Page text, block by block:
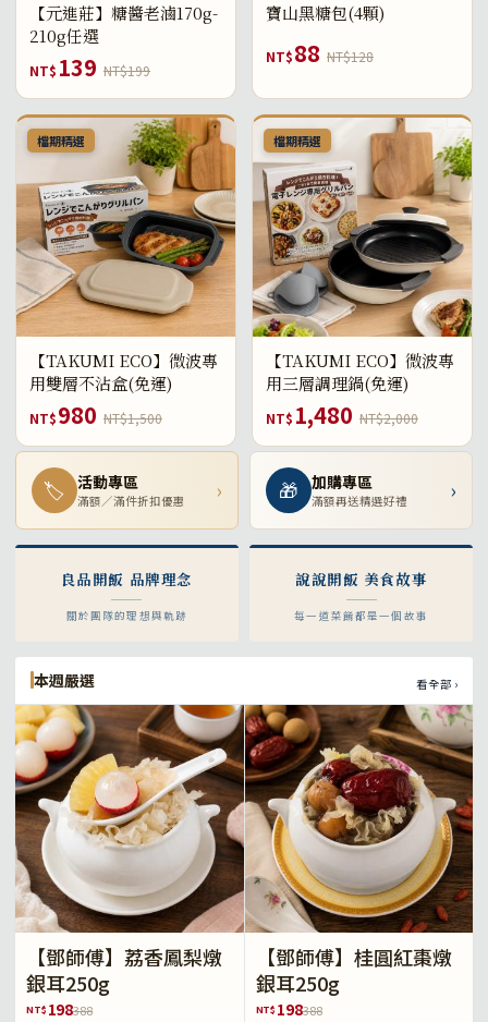
【元進莊】糖醬老滷170g-
210g任選
NT$ 139 NT$199
寶山黑糖包(4顆)
NT$88 NT$128
檔期精選
【TAKUMI ECO】微波專
用雙層不沾盒(免運)
NT$980 NT$1,500
檔期精選
【TAKUMI ECO】微波專
用三層調理鍋(免運)
NT$ 1,480 NT$2,000
🏷 活動專區
滿額／滿件折扣優惠 › 🎁 加購專區
滿額再送精選好禮 ›
良品開飯 品牌理念
關於團隊的理想與軌跡
說說開飯 美食故事
每一道菜餚都是一個故事
本週嚴選 看全部 ›
【鄧師傅】荔香鳳梨燉
銀耳250g
NT$ 198388
【鄧師傅】桂圓紅棗燉
銀耳250g
NT$ 198388